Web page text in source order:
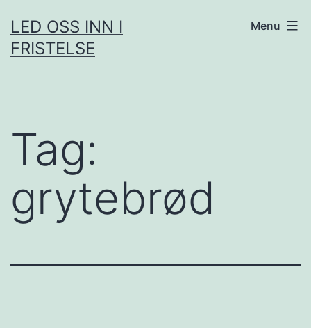
to
content
LED OSS INN I
FRISTELSE
Menu
Tag:
grytebrød